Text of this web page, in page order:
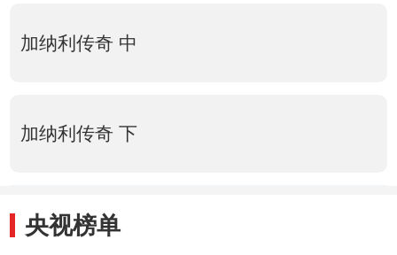
加纳利传奇 中
加纳利传奇 下
央视榜单